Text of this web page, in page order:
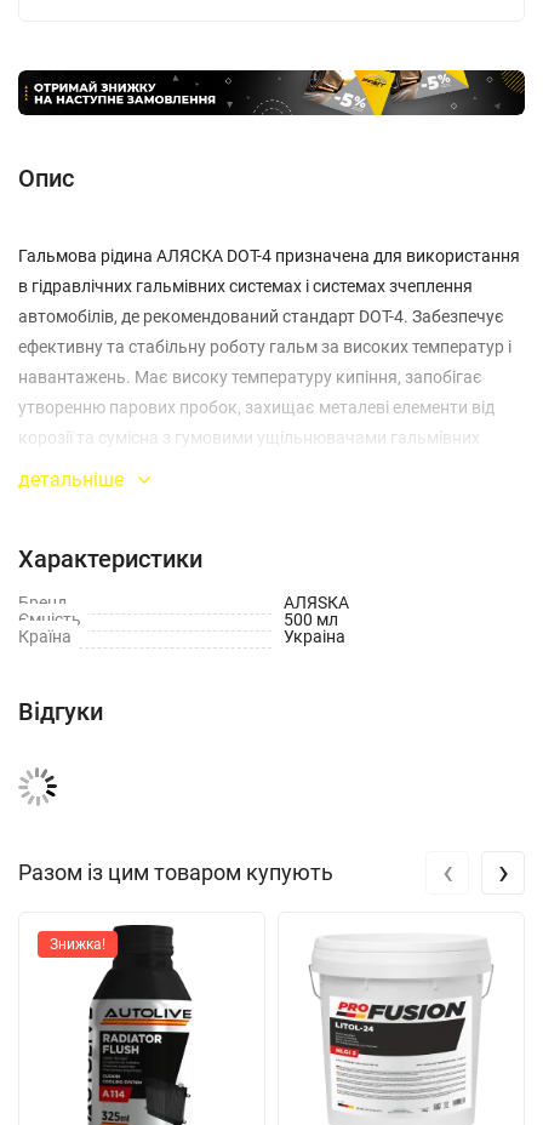
Опис
Гальмова рідина АЛЯСКА DOT-4 призначена для використання
в гідравлічних гальмівних системах і системах зчеплення
автомобілів, де рекомендований стандарт DOT-4. Забезпечує
ефективну та стабільну роботу гальм за високих температур і
навантажень. Має високу температуру кипіння, запобігає
утворенню парових пробок, захищає металеві елементи від
корозії та сумісна з гумовими ущільнювачами гальмівних
Використовувати відповідно до рекомендацій виробника
автомобіля.
Уникати потрапляння бруду та вологи в рідину.
Після заміни обов’язково прокачати гальмівну систему.
детальніше
Характеристики
Бренд
АЛЯSКА
Ємність
500 мл
Країна
Украіна
Відгуки
Разом із цим товаром купують
Знижка!
‹ ›